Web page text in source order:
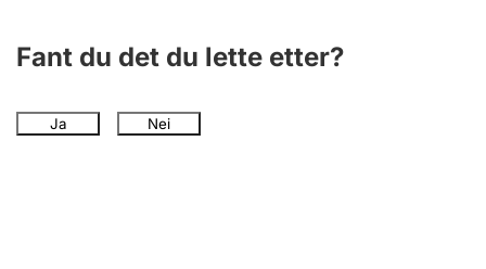
Fant du det du lette etter?
Ja Nei